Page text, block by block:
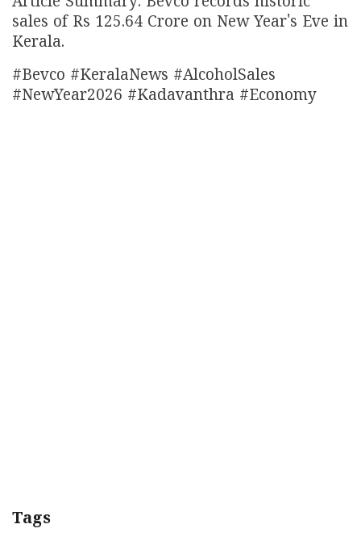
sales of Rs 125.64 Crore on New Year's Eve in
Kerala.
#Bevco #KeralaNews #AlcoholSales
#NewYear2026 #Kadavanthra #Economy
Tags